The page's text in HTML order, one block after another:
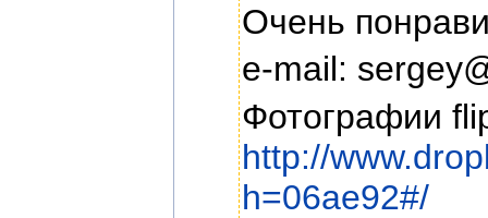
Очень
e-mail:
Фотографии
http://
h=06ae92#/